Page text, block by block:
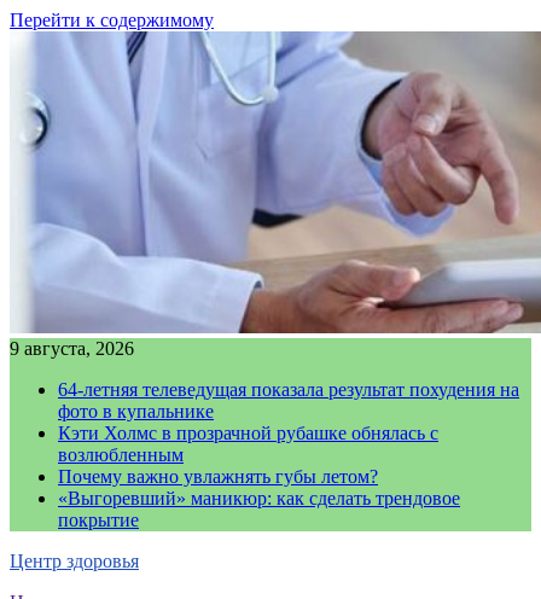
Перейти к содержимому
9 августа, 2026
64-летняя телеведущая показала результат похудения на
фото в купальнике
Кэти Холмс в прозрачной рубашке обнялась с
возлюбленным
Почему важно увлажнять губы летом?
«Выгоревший» маникюр: как сделать трендовое
покрытие
Центр здоровья